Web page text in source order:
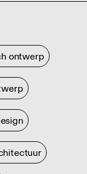
ontwerp